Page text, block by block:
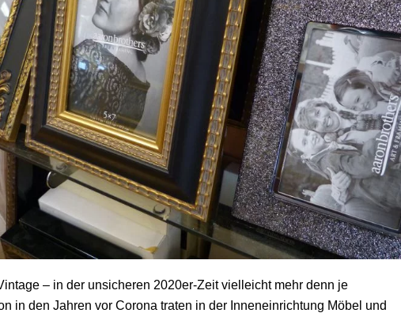
– in der unsicheren 2020er-Zeit vielleicht mehr denn je
in den Jahren vor Corona traten in der Inneneinrichtung Möbel und